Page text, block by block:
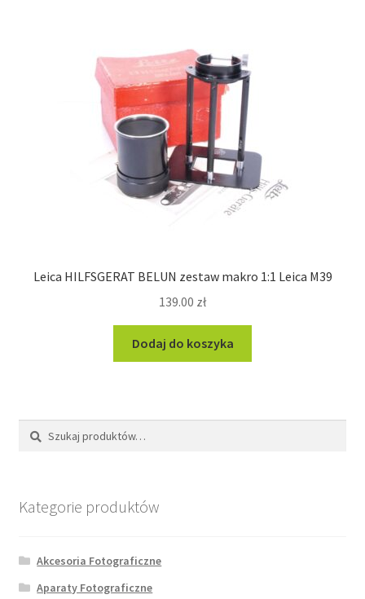
Leica HILFSGERAT BELUN zestaw makro 1:1 Leica M39
139.00 zł
Dodaj do koszyka
Szukaj:
Szukaj
Kategorie produktów
Akcesoria Fotograficzne
Aparaty Fotograficzne